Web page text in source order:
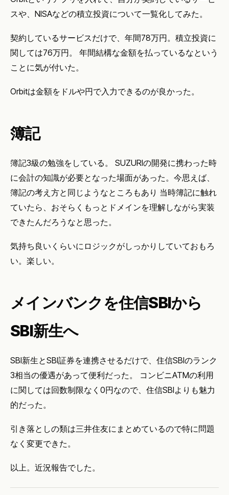
スや、NISAなどの積立投資について一覧化してみた。
契約しているサービスだけで、年間78万円。積立投資に
関しては76万円。 年間結構な金額を払っているなという
ことに気が付いた。
Orbitは金額をドルや円で入力できるのが良かった。
簿記
簿記3級の勉強をしている。 SUZURIの開発に携わった時
に会計の知識が必要となった場面があった。今思えば、
簿記の考え方と同じようなところもあり 当時簿記に触れ
ていたら、おそらくもっとドメインを理解しながら実装
できたんだろうなと思った。
気持ち良いくらいにロジックがしっかりしていておもろ
い。楽しい。
メインバンクを住信SBIから
SBI新生へ
SBI新生とSBI証券を連携させるだけで、住信SBIのランク
3相当の優遇があって便利だった。 コンビニATMの利用
に関しては回数制限なく0円なので、住信SBIよりも魅力
的だった。
引き落としの類は三井住友にまとめているので特に問題
なく変更できた。
以上。近況報告でした。